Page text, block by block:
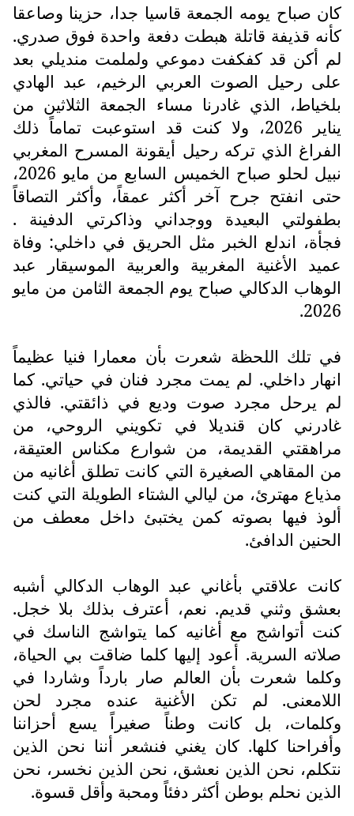
كان صباح يومه الجمعة قاسيا جدا، حزينا وصاعقا
كأنه قذيفة قاتلة هبطت دفعة واحدة فوق صدري.
لم أكن قد كفكفت دموعي ولملمت منديلي بعد
على رحيل الصوت العربي الرخيم، عبد الهادي
بلخياط، الذي غادرنا مساء الجمعة الثلاثين من
يناير 2026، ولا كنت قد استوعبت تماماً ذلك
الفراغ الذي تركه رحيل أيقونة المسرح المغربي
نبيل لحلو صباح الخميس السابع من مايو 2026،
حتى انفتح جرح آخر أكثر عمقاً، وأكثر التصاقاً
بطفولتي البعيدة ووجداني وذاكرتي الدفينة .
فجأة، اندلع الخبر مثل الحريق في داخلي: وفاة
عميد الأغنية المغربية والعربية الموسيقار عبد
الوهاب الدكالي صباح يوم الجمعة الثامن من مايو
2026.
في تلك اللحظة شعرت بأن معمارا فنيا عظيماً
انهار داخلي. لم يمت مجرد فنان في حياتي. كما
لم يرحل مجرد صوت وديع في ذائقتي. فالذي
غادرني كان قنديلا في تكويني الروحي، من
مراهقتي القديمة، من شوارع مكناس العتيقة،
من المقاهي الصغيرة التي كانت تطلق أغانيه من
مذياع مهترئ، من ليالي الشتاء الطويلة التي كنت
ألوذ فيها بصوته كمن يختبئ داخل معطف من
الحنين الدافئ.
كانت علاقتي بأغاني عبد الوهاب الدكالي أشبه
بعشق وثني قديم. نعم، أعترف بذلك بلا خجل.
كنت أتواشج مع أغانيه كما يتواشج الناسك في
صلاته السرية. أعود إليها كلما ضاقت بي الحياة،
وكلما شعرت بأن العالم صار بارداً وشاردا في
اللامعنى. لم تكن الأغنية عنده مجرد لحن
وكلمات، بل كانت وطناً صغيراً يسع أحزاننا
وأفراحنا كلها. كان يغني فنشعر أننا نحن الذين
نتكلم، نحن الذين نعشق، نحن الذين نخسر، نحن
الذين نحلم بوطن أكثر دفئاً ومحبة وأقل قسوة.